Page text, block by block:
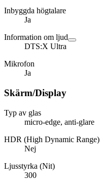
Inbyggda högtalare
Ja
Information om ljud
DTS:X Ultra
Mikrofon
Ja
Skärm/Display
Typ av glas
micro-edge, anti-glare
HDR (High Dynamic Range)
Nej
Ljusstyrka (Nit)
300